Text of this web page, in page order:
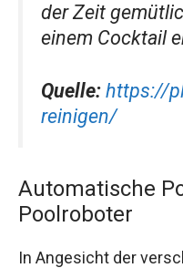
der Zeit
einem Cocktail
Quelle: https://
reinigen/
Automatische
Poolroboter
In Angesicht der